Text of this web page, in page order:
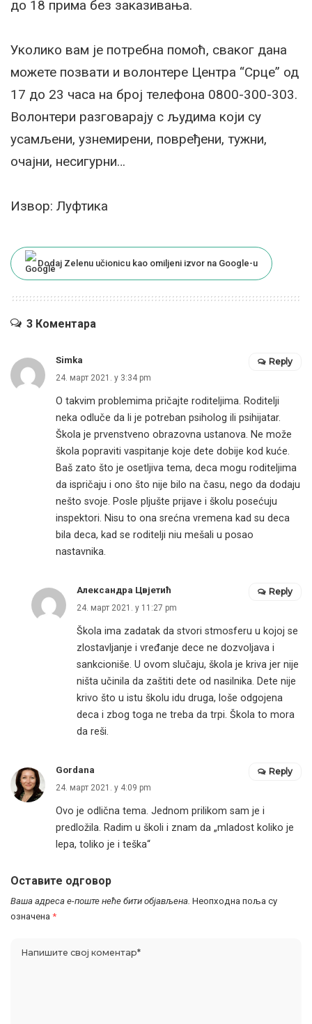
до 18 прима без заказивања.
Уколико вам је потребна помоћ, сваког дана
можете позвати и волонтере Центра “Срце” од
17 до 23 часа на број телефона 0800-300-303.
Волонтери разговарају с људима који су
усамљени, узнемирени, повређени, тужни,
очајни, несигурни…
Извор: Луфтика
Dodaj Zelenu učionicu kao omiljeni izvor na Google-u
3 Коментара
Simka
24. март 2021. у 3:34 pm
O takvim problemima pričajte roditeljima. Roditelji
neka odluče da li je potreban psiholog ili psihijatar.
Škola je prvenstveno obrazovna ustanova. Ne može
škola popraviti vaspitanje koje dete dobije kod kuće.
Baš zato što je osetljiva tema, deca mogu roditeljima
da ispričaju i ono što nije bilo na času, nego da dodaju
nešto svoje. Posle pljušte prijave i školu posećuju
inspektori. Nisu to ona srećna vremena kad su deca
bila deca, kad se roditelji niu mešali u posao
nastavnika.
Reply
Александра Цвјетић
24. март 2021. у 11:27 pm
Škola ima zadatak da stvori stmosferu u kojoj se
zlostavljanje i vređanje dece ne dozvoljava i
sankcioniše. U ovom slučaju, škola je kriva jer nije
ništa učinila da zaštiti dete od nasilnika. Dete nije
krivo što u istu školu idu druga, loše odgojena
deca i zbog toga ne treba da trpi. Škola to mora
da reši.
Reply
Gordana
24. март 2021. у 4:09 pm
Ovo je odlična tema. Jednom prilikom sam je i
predložila. Radim u školi i znam da „mladost koliko je
lepa, toliko je i teška“
Reply
Оставите одговор
Ваша адреса е-поште неће бити објављена. Неопходна поља су
означена *